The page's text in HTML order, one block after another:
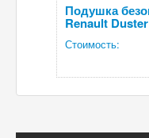
Подушка
Renault Duster
Стоимость: